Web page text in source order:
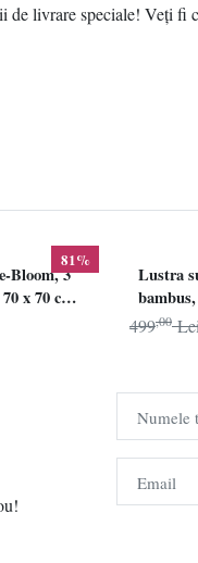
livrare speciale! Veți fi
81%
Bloom, 3
x 70 cm,
Lustra
499,00
Numele
Email